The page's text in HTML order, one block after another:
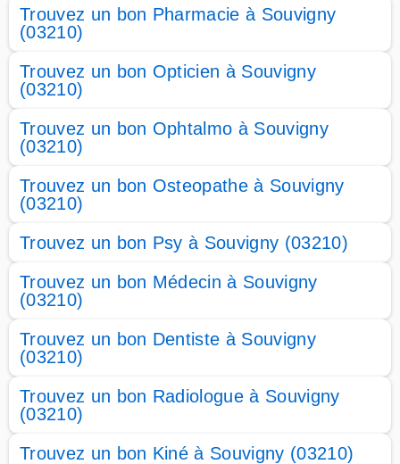
Trouvez un bon Pharmacie à Souvigny
(03210)
Trouvez un bon Opticien à Souvigny
(03210)
Trouvez un bon Ophtalmo à Souvigny
(03210)
Trouvez un bon Osteopathe à Souvigny
(03210)
Trouvez un bon Psy à Souvigny (03210)
Trouvez un bon Médecin à Souvigny
(03210)
Trouvez un bon Dentiste à Souvigny
(03210)
Trouvez un bon Radiologue à Souvigny
(03210)
Trouvez un bon Kiné à Souvigny (03210)